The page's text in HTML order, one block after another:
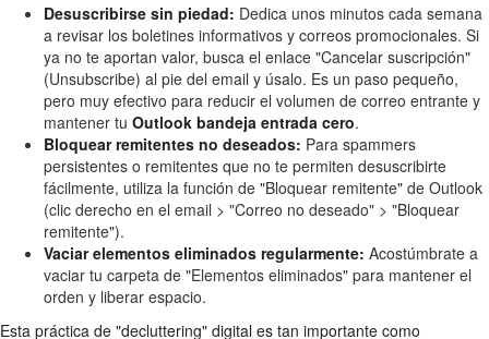
Desuscribirse sin piedad: Dedica unos minutos cada semana
a revisar los boletines informativos y correos promocionales. Si
ya no te aportan valor, busca el enlace "Cancelar suscripción"
(Unsubscribe) al pie del email y úsalo. Es un paso pequeño,
pero muy efectivo para reducir el volumen de correo entrante y
mantener tu Outlook bandeja entrada cero.
Bloquear remitentes no deseados: Para spammers
persistentes o remitentes que no te permiten desuscribirte
fácilmente, utiliza la función de "Bloquear remitente" de Outlook
(clic derecho en el email > "Correo no deseado" > "Bloquear
remitente").
Vaciar elementos eliminados regularmente: Acostúmbrate a
vaciar tu carpeta de "Elementos eliminados" para mantener el
orden y liberar espacio.
Esta práctica de "decluttering" digital es tan importante como